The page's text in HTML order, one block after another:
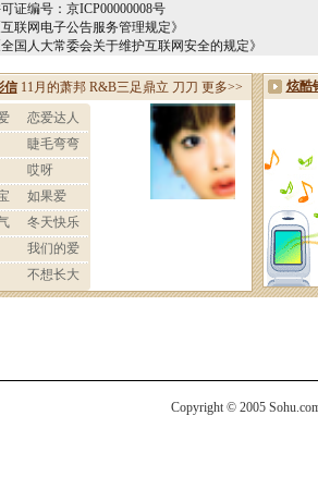
证编号：京ICP00000008号
联网电子公告服务管理规定》
国人大常委会关于维护互联网安全的规定》
Copyright © 2005